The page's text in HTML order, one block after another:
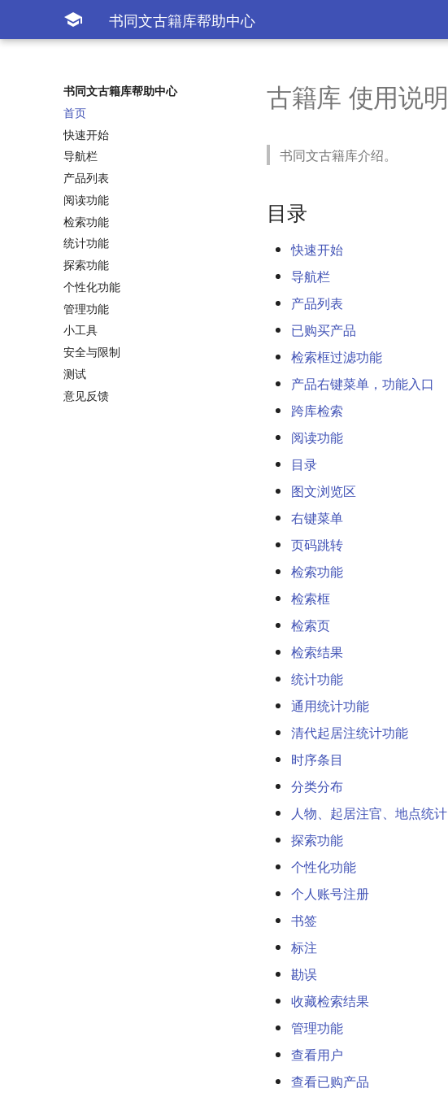
 书同文古籍库帮助中心
书同文古籍库帮助中心
首页
快速开始
导航栏
产品列表
阅读功能
检索功能
统计功能
探索功能
个性化功能
管理功能
小工具
安全与限制
测试
意见反馈
古籍库 使用说明
书同文古籍库介绍。
目录
快速开始
导航栏
产品列表
已购买产品
检索框过滤功能
产品右键菜单，功能入口
跨库检索
阅读功能
目录
图文浏览区
右键菜单
页码跳转
检索功能
检索框
检索页
检索结果
统计功能
通用统计功能
清代起居注统计功能
时序条目
分类分布
人物、起居注官、地点统计
探索功能
个性化功能
个人账号注册
书签
标注
勘误
收藏检索结果
管理功能
查看用户
查看已购产品